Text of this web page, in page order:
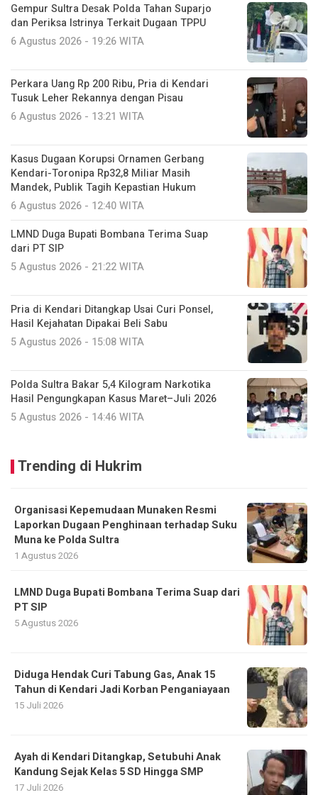
Gempur Sultra Desak Polda Tahan Suparjo
dan Periksa Istrinya Terkait Dugaan TPPU
6 Agustus 2026 - 19:26 WITA
Perkara Uang Rp 200 Ribu, Pria di Kendari
Tusuk Leher Rekannya dengan Pisau
6 Agustus 2026 - 13:21 WITA
Kasus Dugaan Korupsi Ornamen Gerbang
Kendari-Toronipa Rp32,8 Miliar Masih
Mandek, Publik Tagih Kepastian Hukum
6 Agustus 2026 - 12:40 WITA
LMND Duga Bupati Bombana Terima Suap
dari PT SIP
5 Agustus 2026 - 21:22 WITA
Pria di Kendari Ditangkap Usai Curi Ponsel,
Hasil Kejahatan Dipakai Beli Sabu
5 Agustus 2026 - 15:08 WITA
Polda Sultra Bakar 5,4 Kilogram Narkotika
Hasil Pengungkapan Kasus Maret–Juli 2026
5 Agustus 2026 - 14:46 WITA
Trending di Hukrim
Organisasi Kepemudaan Munaken Resmi
Laporkan Dugaan Penghinaan terhadap Suku
Muna ke Polda Sultra
1 Agustus 2026
LMND Duga Bupati Bombana Terima Suap dari
PT SIP
5 Agustus 2026
Diduga Hendak Curi Tabung Gas, Anak 15
Tahun di Kendari Jadi Korban Penganiayaan
15 Juli 2026
Ayah di Kendari Ditangkap, Setubuhi Anak
Kandung Sejak Kelas 5 SD Hingga SMP
17 Juli 2026